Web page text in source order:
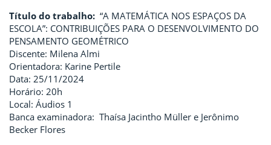
Título do trabalho: “A MATEMÁTICA NOS ESPAÇOS DA
ESCOLA”: CONTRIBUIÇÕES PARA O DESENVOLVIMENTO DO
PENSAMENTO GEOMÉTRICO
Discente: Milena Almi
Orientadora: Karine Pertile
Data: 25/11/2024
Horário: 20h
Local: Áudios 1
Banca examinadora: Thaísa Jacintho Müller e Jerônimo
Becker Flores